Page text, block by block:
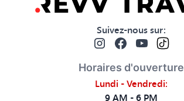
Suivez-nous sur:
Horaires d'ouverture
Lundi - Vendredi:
9 AM - 6 PM